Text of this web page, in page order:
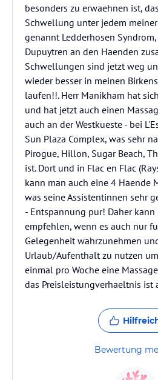
besonders zu erwaehnen ist,
Schwellung unter jedem
genannt Ledderhosen
Dupuytren an den Haenden
Schwellungen sind jetzt weg
wieder besser in meinen
laufen!!. Herr Manikham hat
und hat jetzt auch einen
auch an der Westkueste - bei
Sun Plaza Complex, was sehr
Pirogue, Hillon, Sugar Beach,
ist. Dort und in Flac en Flac
kann man auch eine 4 Haende
was seine Assistentinnen sehr
- Entspannung pur! Daher
empfehlen, wenn es auch nur
Gelegenheit wahrzunehmen
Urlaub/Aufenthalt zu nutzen
einmal pro Woche eine
das Preisleistungverhaeltnis ist
Bewertung